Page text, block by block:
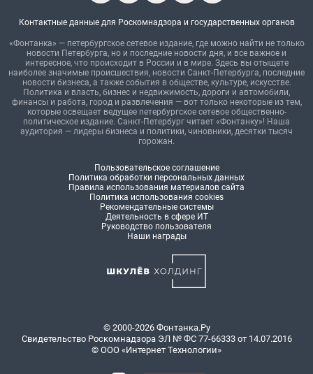
Контактные данные для Роскомнадзора и государственных органов
«Фонтанка» — петербургское сетевое издание, где можно найти не только
новости Петербурга, но и последние новости дня, и все важное и
интересное, что происходит в России и в мире. Здесь вы отыщете
наиболее значимые происшествия, новости Санкт-Петербурга, последние
новости бизнеса, а также события в обществе, культуре, искусстве.
Политика и власть, бизнес и недвижимость, дороги и автомобили,
финансы и работа, город и развлечения — вот только некоторые из тем,
которые освещает ведущее петербургское сетевое общественно-
политическое издание. Санкт-Петербург читает «Фонтанку»! Наша
аудитория — лидеры бизнеса и политики, чиновники, десятки тысяч
горожан.
Пользовательское соглашение
Политика обработки персональных данных
Правила использования материалов сайта
Политика использования cookies
Рекомендательные системы
Деятельность в сфере ИТ
Руководство пользователя
Наши награды
© 2000-2026 Фонтанка.Ру
Свидетельство Роскомнадзора ЭЛ № ФС 77-66333 от 14.07.2016
© ООО «Интернет Технологии»